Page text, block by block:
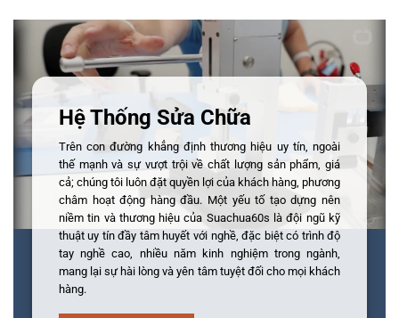
Hệ Thống Sửa Chữa
Trên con đường khẳng định thương hiệu uy tín, ngoài
thế mạnh và sự vượt trội về chất lượng sản phẩm, giá
cả; chúng tôi luôn đặt quyền lợi của khách hàng, phương
châm hoạt động hàng đầu. Một yếu tố tạo dựng nên
niềm tin và thương hiệu của Suachua60s là đội ngũ kỹ
thuật uy tín đầy tâm huyết với nghề, đặc biệt có trình độ
tay nghề cao, nhiều năm kinh nghiệm trong ngành,
mang lại sự hài lòng và yên tâm tuyệt đối cho mọi khách
hàng.